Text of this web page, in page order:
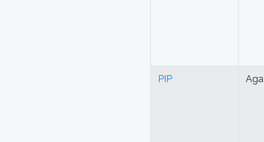
PIP